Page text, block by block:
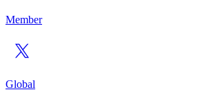
Member
Global